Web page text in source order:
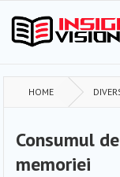
HOME
Consumul
memoriei